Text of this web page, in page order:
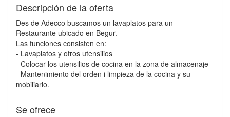
Descripción de la oferta
Des de Adecco buscamos un lavaplatos para un
Restaurante ubicado en Begur.
Las funciones consisten en:
- Lavaplatos y otros utensilios
- Colocar los utensilios de cocina en la zona de almacenaje
- Mantenimiento del orden i limpieza de la cocina y su
mobiliario.
Se ofrece